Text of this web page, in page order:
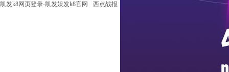
凯发k8网页登录-凯发娱发k8官网 西点战报